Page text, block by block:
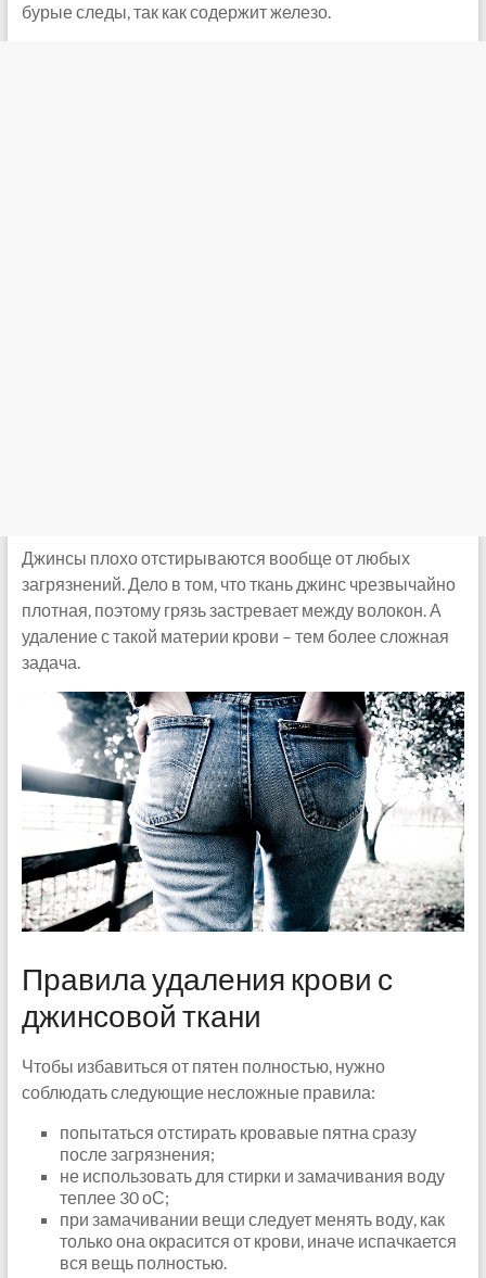
бурые следы, так как содержит железо.
Джинсы плохо отстирываются вообще от любых
загрязнений. Дело в том, что ткань джинс чрезвычайно
плотная, поэтому грязь застревает между волокон. А
удаление с такой материи крови – тем более сложная
задача.
Правила удаления крови с
джинсовой ткани
Чтобы избавиться от пятен полностью, нужно
соблюдать следующие несложные правила:
попытаться отстирать кровавые пятна сразу
после загрязнения;
не использовать для стирки и замачивания воду
теплее 30 оС;
при замачивании вещи следует менять воду, как
только она окрасится от крови, иначе испачкается
вся вещь полностью.